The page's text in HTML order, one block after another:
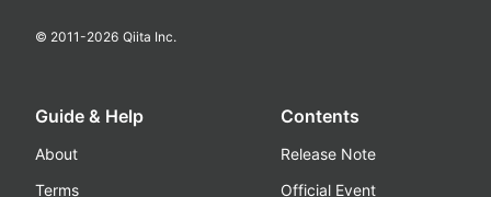
© 2011-2026 Qiita Inc.
Guide & Help
About
Terms
Contents
Release Note
Official Event